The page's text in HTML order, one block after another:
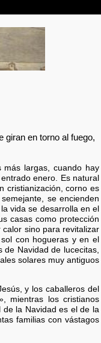
giran en torno al fuego,
largas, cuando hay
enero. Es natural
cristianización, corno es
se encienden
vida se desarrolla en el
casas como protección
sino para revitalizar
con hogueras y en el
de Navidad de lucecitas,
solares muy antiguos
y los caballeros del
mientras los cristianos
de la Navidad es el de la
familias con vástagos